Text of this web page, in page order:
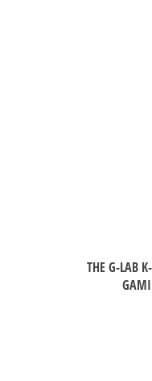
THE G-LAB